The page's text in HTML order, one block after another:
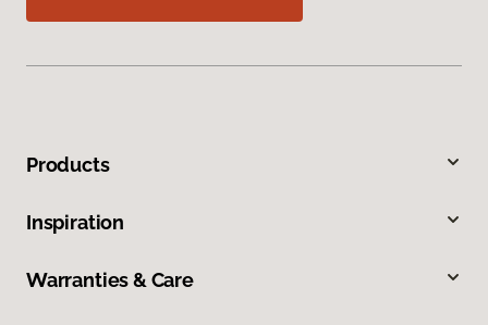
Products
Inspiration
Warranties & Care